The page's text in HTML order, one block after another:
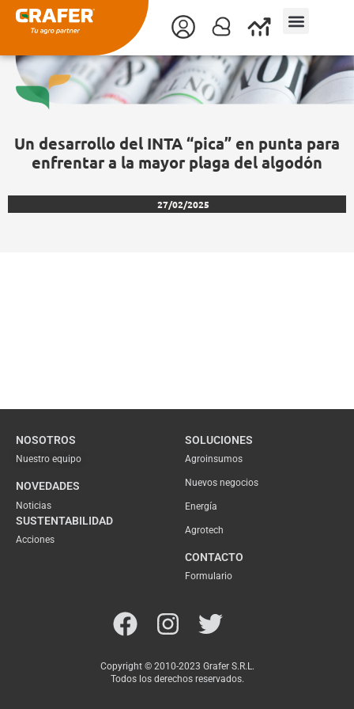
contenido
Un desarrollo del INTA “pica” en punta para
enfrentar a la mayor plaga del algodón
27/02/2025
NOSOTROS
Nuestro equipo
NOVEDADES
Noticias
SUSTENTABILIDAD
Acciones
SOLUCIONES
Agroinsumos
Nuevos negocios
Energía
Agrotech
CONTACTO
Formulario
Copyright © 2010-2023 Grafer S.R.L.
Todos los derechos reservados.